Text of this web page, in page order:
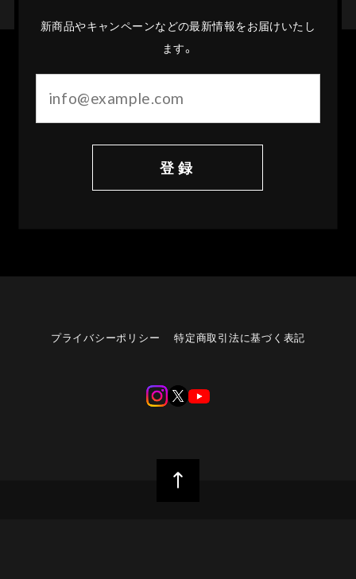
新商品やキャンペーンなどの最新情報をお届けいたし
ます。
登録
プライバシーポリシー 特定商取引法に基づく表記